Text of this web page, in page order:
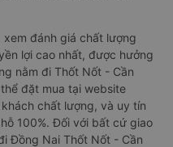
xem đánh giá chất lượng
lợi cao nhất, được hưởng
nằm đi Thốt Nốt - Cần
đặt mua tại website
chất lượng, và uy tín
100%. Đối với bất cứ giao
Đồng Nai Thốt Nốt - Cần